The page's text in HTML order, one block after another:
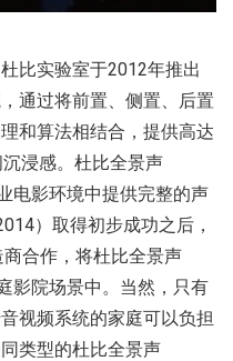
比实验室于2012年推出
通过将前置、侧置、后置
和算法相结合，提供高达
浸感。杜比全景声
电影环境中提供完整的声
）取得初步成功之后，
合作，将杜比全景声
影院场景中。当然，只有
视频系统的家庭可以负担
类型的杜比全景声